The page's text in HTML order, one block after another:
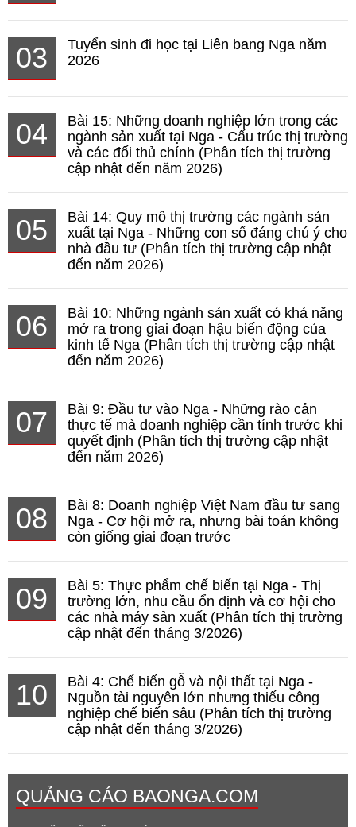
03
Tuyển sinh đi học tại Liên bang Nga năm
2026
04
Bài 15: Những doanh nghiệp lớn trong các
ngành sản xuất tại Nga - Cấu trúc thị trường
và các đối thủ chính (Phân tích thị trường
cập nhật đến năm 2026)
05
Bài 14: Quy mô thị trường các ngành sản
xuất tại Nga - Những con số đáng chú ý cho
nhà đầu tư (Phân tích thị trường cập nhật
đến năm 2026)
06
Bài 10: Những ngành sản xuất có khả năng
mở ra trong giai đoạn hậu biến động của
kinh tế Nga (Phân tích thị trường cập nhật
đến năm 2026)
07
Bài 9: Đầu tư vào Nga - Những rào cản
thực tế mà doanh nghiệp cần tính trước khi
quyết định (Phân tích thị trường cập nhật
đến năm 2026)
08
Bài 8: Doanh nghiệp Việt Nam đầu tư sang
Nga - Cơ hội mở ra, nhưng bài toán không
còn giống giai đoạn trước
09
Bài 5: Thực phẩm chế biến tại Nga - Thị
trường lớn, nhu cầu ổn định và cơ hội cho
các nhà máy sản xuất (Phân tích thị trường
cập nhật đến tháng 3/2026)
10
Bài 4: Chế biến gỗ và nội thất tại Nga -
Nguồn tài nguyên lớn nhưng thiếu công
nghiệp chế biến sâu (Phân tích thị trường
cập nhật đến tháng 3/2026)
QUẢNG CÁO BAONGA.COM